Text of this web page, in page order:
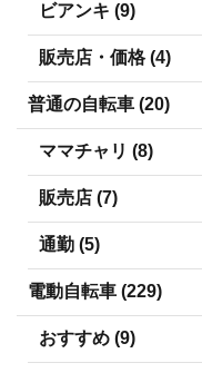
ビアンキ (9)
販売店・価格 (4)
普通の自転車 (20)
ママチャリ (8)
販売店 (7)
通勤 (5)
電動自転車 (229)
おすすめ (9)